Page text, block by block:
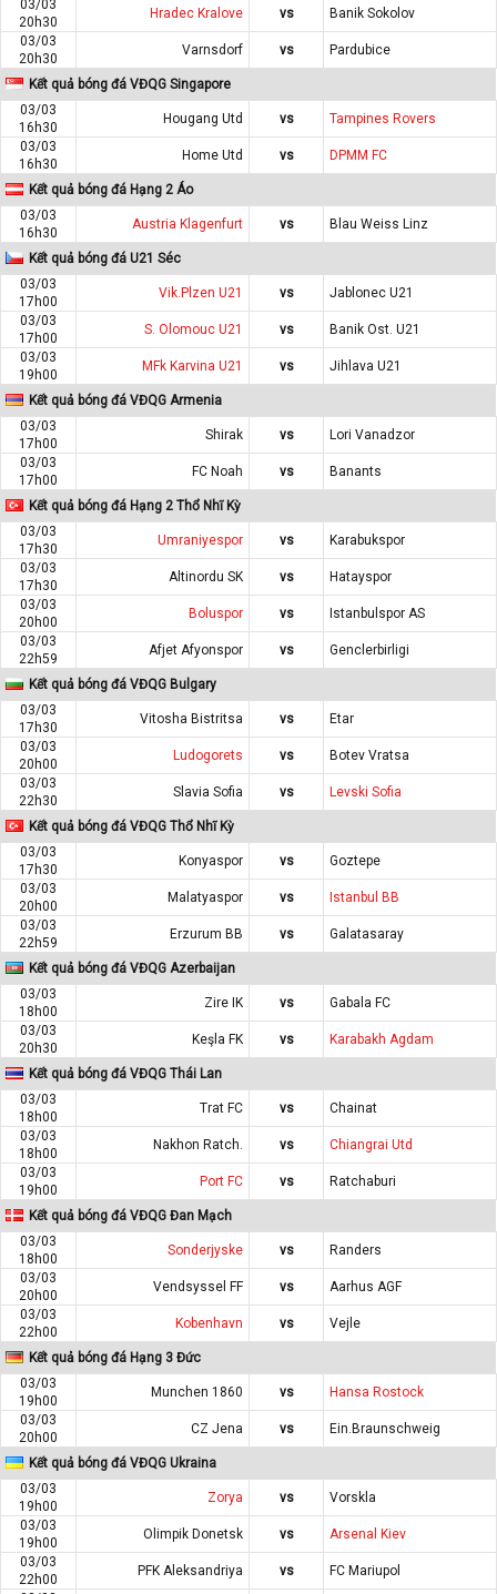
03/03
20h30
Hradec Kralove vs
Banik Sokolov
03/03
20h30
Varnsdorf vs Pardubice
Kết quả bóng đá VĐQG Singapore
03/03
16h30
Hougang Utd vs
Tampines Rovers
03/03
16h30
Home Utd vs DPMM FC
Kết quả bóng đá Hạng 2 Áo
03/03
16h30
Austria Klagenfurt vs Blau Weiss Linz
Kết quả bóng đá U21 Séc
03/03
17h00
Vik.Plzen U21 vs
Jablonec U21
03/03
17h00
S. Olomouc U21 vs
Banik Ost. U21
03/03
19h00
MFk Karvina U21 vs Jihlava U21
Kết quả bóng đá VĐQG Armenia
03/03
17h00
Shirak vs
Lori Vanadzor
03/03
17h00
FC Noah vs Banants
Kết quả bóng đá Hạng 2 Thổ Nhĩ Kỳ
03/03
17h30
Umraniyespor vs
Karabukspor
03/03
17h30
Altinordu SK vs
Hatayspor
03/03
20h00
Boluspor vs
Istanbulspor AS
03/03
22h59
Afjet Afyonspor vs Genclerbirligi
Kết quả bóng đá VĐQG Bulgary
03/03
17h30
Vitosha Bistritsa vs
Etar
03/03
20h00
Ludogorets vs
Botev Vratsa
03/03
22h30
Slavia Sofia vs Levski Sofia
Kết quả bóng đá VĐQG Thổ Nhĩ Kỳ
03/03
17h30
Konyaspor vs
Goztepe
03/03
20h00
Malatyaspor vs
Istanbul BB
03/03
22h59
Erzurum BB vs Galatasaray
Kết quả bóng đá VĐQG Azerbaijan
03/03
18h00
Zire IK vs
Gabala FC
03/03
20h30
Keşla FK vs Karabakh Agdam
Kết quả bóng đá VĐQG Thái Lan
03/03
18h00
Trat FC vs
Chainat
03/03
18h00
Nakhon Ratch. vs
Chiangrai Utd
03/03
19h00
Port FC vs Ratchaburi
Kết quả bóng đá VĐQG Đan Mạch
03/03
18h00
Sonderjyske vs
Randers
03/03
20h00
Vendsyssel FF vs
Aarhus AGF
03/03
22h00
Kobenhavn vs Vejle
Kết quả bóng đá Hạng 3 Đức
03/03
19h00
Munchen 1860 vs
Hansa Rostock
03/03
20h00
CZ Jena vs Ein.Braunschweig
Kết quả bóng đá VĐQG Ukraina
03/03
19h00
Zorya vs
Vorskla
03/03
19h00
Olimpik Donetsk vs
Arsenal Kiev
03/03
22h00
PFK Aleksandriya vs
FC Mariupol